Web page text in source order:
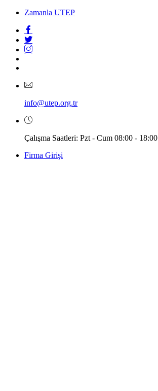
Zamanla UTEP
info@utep.org.tr
Çalışma Saatleri: Pzt - Cum 08:00 - 18:00
Firma Girişi